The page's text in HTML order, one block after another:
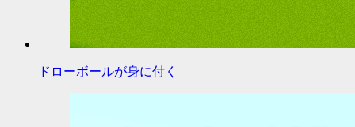
ドローボールが身に付く